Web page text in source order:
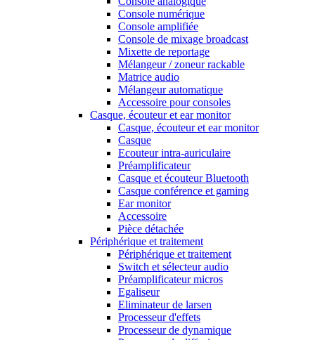
Console numérique
Console amplifiée
Console de mixage broadcast
Mixette de reportage
Mélangeur / zoneur rackable
Matrice audio
Mélangeur automatique
Accessoire pour consoles
Casque, écouteur et ear monitor
Casque, écouteur et ear monitor
Casque
Ecouteur intra-auriculaire
Préamplificateur
Casque et écouteur Bluetooth
Casque conférence et gaming
Ear monitor
Accessoire
Pièce détachée
Périphérique et traitement
Périphérique et traitement
Switch et sélecteur audio
Préamplificateur micros
Egaliseur
Eliminateur de larsen
Processeur d'effets
Processeur de dynamique